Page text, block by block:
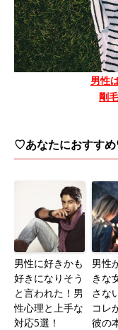
男性
剛
♡あなたにおすす
男性に好きかも
好きになりそう
と言われた！男
性心理と上手な
対応5選！
男性
きな
さな
コレ
彼の